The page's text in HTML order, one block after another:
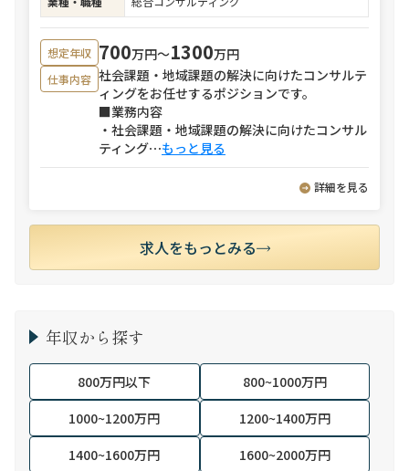
想定年収 700万円〜1300万円
仕事内容 社会課題・地域課題の解決に向けたコンサルテ
ィングをお任せするポジションです。
■業務内容
・社会課題・地域課題の解決に向けたコンサル
ティング⋯もっと見る
詳細を見る
求人をもっとみる
年収から探す
800万円以下
800~1000万円
1000~1200万円
1200~1400万円
1400~1600万円
1600~2000万円